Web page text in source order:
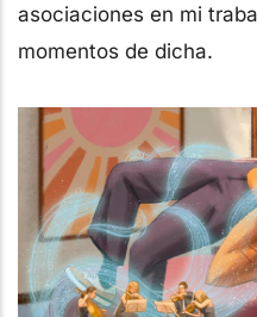
asociaciones en mi
momentos de dicha.